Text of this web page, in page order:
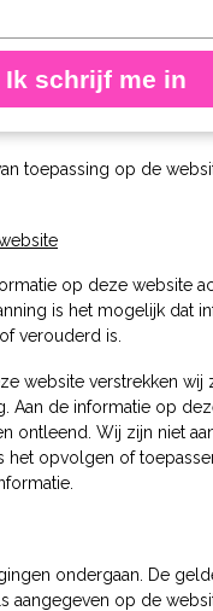
toepassing op de
op deze website
is het mogelijk dat
verouderd is.
website verstrekken wij
Aan de informatie op
ontleend. Wij zijn niet
het opvolgen of
ondergaan. De
aangegeven op de
Ik schrijf me in